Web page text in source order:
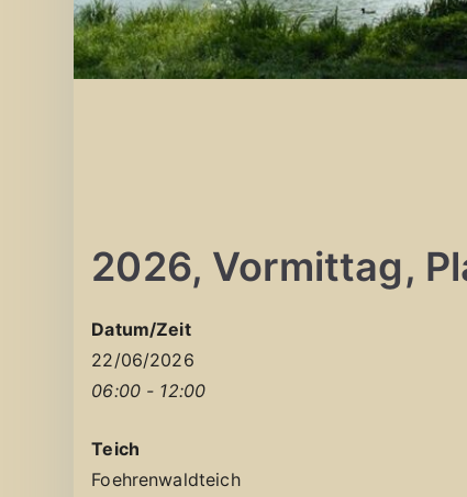
2026, Vormittag,
Datum/Zeit
22/06/2026
06:00 - 12:00
Teich
Foehrenwaldteich